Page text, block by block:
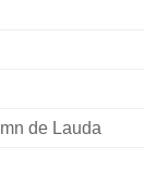
de Lauda